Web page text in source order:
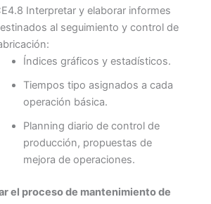
Interpretar y elaborar informes
al seguimiento y control de
Índices gráficos y estadísticos.
Tiempos tipo asignados a cada
operación básica.
Planning diario de control de
producción, propuestas de
mejora de operaciones.
el proceso de mantenimiento de